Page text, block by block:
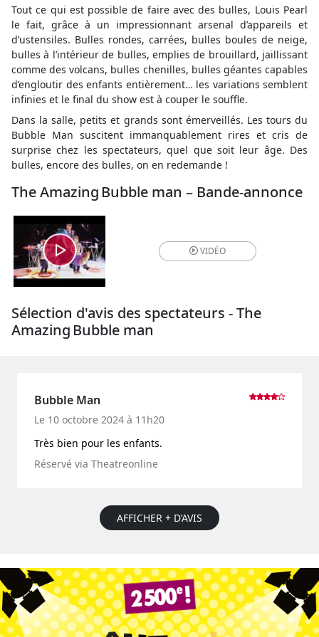
Tout ce qui est possible de faire avec des bulles, Louis Pearl
le fait, grâce à un impressionnant arsenal d’appareils et
d’ustensiles. Bulles rondes, carrées, bulles boules de neige,
bulles à l’intérieur de bulles, emplies de brouillard, jaillissant
comme des volcans, bulles chenilles, bulles géantes capables
d’engloutir des enfants entièrement… les variations semblent
infinies et le final du show est à couper le souffle.
Dans la salle, petits et grands sont émerveillés. Les tours du
Bubble Man suscitent immanquablement rires et cris de
surprise chez les spectateurs, quel que soit leur âge. Des
bulles, encore des bulles, on en redemande !
The Amazing Bubble man – Bande-annonce
VIDÉO
Sélection d'avis des spectateurs - The
Amazing Bubble man
Bubble Man
Le 10 octobre 2024 à 11h20
Très bien pour les enfants.
Réservé via Theatreonline
AFFICHER + D’AVIS